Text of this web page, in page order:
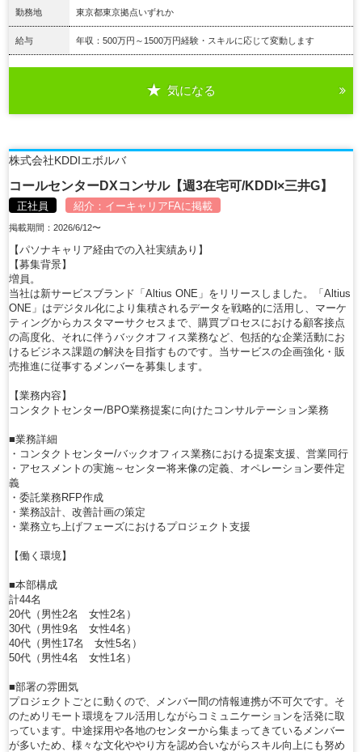
勤務地 東京都東京拠点いずれか
給与 年収：500万円～1500万円経験・スキルに応じて変動します
気になる
株式会社KDDIエボルバ
コールセンターDXコンサル【週3在宅可/KDDI×三井G】
正社員 紹介： イーキャリアFAに掲載
掲載期間：2026/6/12〜
【パソナキャリア経由での入社実績あり】
【募集背景】
増員。
当社は新サービスブランド「Altius ONE」をリリースしました。「Altius
ONE」はデジタル化により集積されるデータを戦略的に活用し、マーケ
ティングからカスタマーサクセスまで、購買プロセスにおける顧客接点
の高度化、それに伴うバックオフィス業務など、包括的な企業活動にお
けるビジネス課題の解決を目指すものです。当サービスの企画強化・販
売推進に従事するメンバーを募集します。
【業務内容】
コンタクトセンター/BPO業務提案に向けたコンサルテーション業務
■業務詳細
・コンタクトセンター/バックオフィス業務における提案支援、営業同行
・アセスメントの実施～センター将来像の定義、オペレーション要件定
義
・委託業務RFP作成
・業務設計、改善計画の策定
・業務立ち上げフェーズにおけるプロジェクト支援
【働く環境】
■本部構成
計44名
20代（男性2名 女性2名）
30代（男性9名 女性4名）
40代（男性17名 女性5名）
50代（男性4名 女性1名）
■部署の雰囲気
プロジェクトごとに動くので、メンバー間の情報連携が不可欠です。そ
のためリモート環境をフル活用しながらコミュニケーションを活発に取
っています。中途採用や各地のセンターから集まってきているメンバー
が多いため、様々な文化ややり方を認め合いながらスキル向上にも努め